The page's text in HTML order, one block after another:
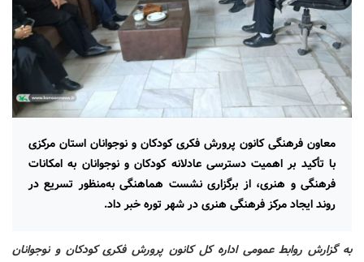
معاون فرهنگی کانون پرورش فکری کودکان و نوجوانان استان مرکزی
با تأکید بر اهمیت دسترسی عادلانه کودکان و نوجوانان به امکانات
فرهنگی و هنری، از برگزاری نشست هماهنگی به‌منظور تسریع در
روند ایجاد مرکز فرهنگی هنری در شهر توره خبر داد.
به گزارش روابط عمومی اداره کل کانون پرورش فکری کودکان و نوجوانان